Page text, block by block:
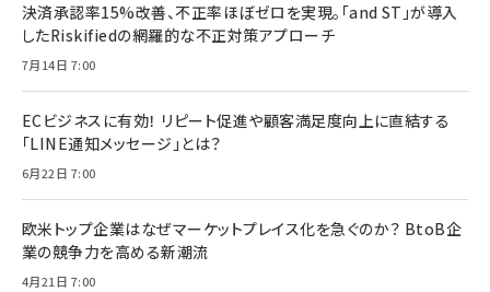
決済承認率15%改善、不正率ほぼゼロを実現。「and ST」が導入
したRiskifiedの網羅的な不正対策アプローチ
7月14日 7:00
ECビジネスに有効！ リピート促進や顧客満足度向上に直結する
「LINE通知メッセージ」とは？
6月22日 7:00
欧米トップ企業はなぜマーケットプレイス化を急ぐのか？ BtoB企
業の競争力を高める新潮流
4月21日 7:00